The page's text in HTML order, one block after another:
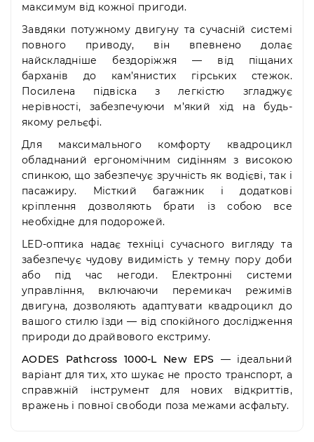
максимум від кожної пригоди.
Завдяки потужному двигуну та сучасній системі
повного приводу, він впевнено долає
найскладніше бездоріжжя — від піщаних
барханів до кам’янистих гірських стежок.
Посилена підвіска з легкістю згладжує
нерівності, забезпечуючи м’який хід на будь-
якому рельєфі.
Для максимального комфорту квадроцикл
обладнаний ергономічним сидінням з високою
спинкою, що забезпечує зручність як водієві, так і
пасажиру. Місткий багажник і додаткові
кріплення дозволяють брати із собою все
необхідне для подорожей.
LED-оптика надає техніці сучасного вигляду та
забезпечує чудову видимість у темну пору доби
або під час негоди. Електронні системи
управління, включаючи перемикач режимів
двигуна, дозволяють адаптувати квадроцикл до
вашого стилю їзди — від спокійного дослідження
природи до драйвового екстриму.
AODES Pathcross 1000-L New EPS — ідеальний
варіант для тих, хто шукає не просто транспорт, а
справжній інструмент для нових відкриттів,
вражень і повної свободи поза межами асфальту.